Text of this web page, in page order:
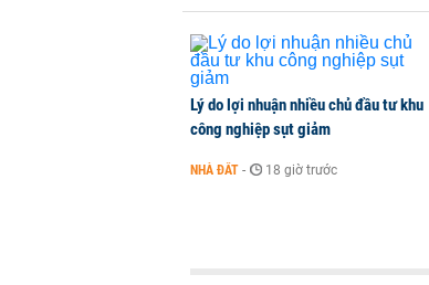
Hơn 2 tỷ đồng hỗ trợ
THỜI SỰ 1 phút trước
Lý do lợi nhuận nhiều chủ đầu tư khu
công nghiệp sụt giảm
NHÀ ĐẤT - 18 giờ trước